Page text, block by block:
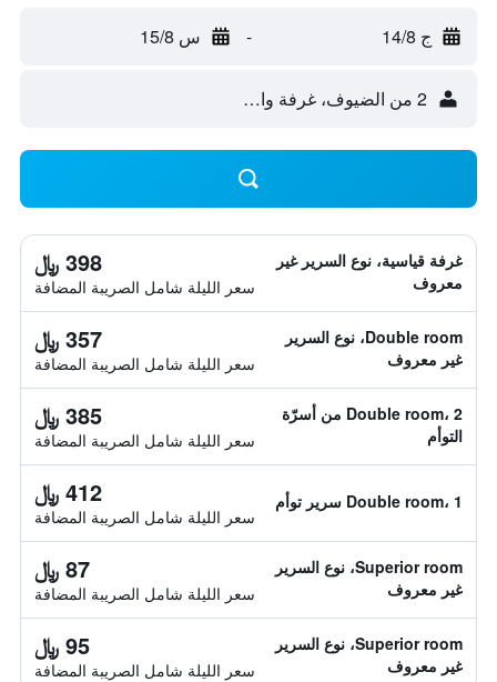
ج 14/8 - س 15/8
2 من الضيوف، غرفة واحدة
غرفة قياسية، نوع السرير غير
معروف
398 ﷼
سعر الليلة شامل الصريبة المضافة
Double room، نوع السرير
غير معروف
357 ﷼
سعر الليلة شامل الصريبة المضافة
Double room، 2 من أسرّة
التوأم
385 ﷼
سعر الليلة شامل الصريبة المضافة
Double room، 1 سرير توأم 412 ﷼
سعر الليلة شامل الصريبة المضافة
Superior room، نوع السرير
غير معروف
87 ﷼
سعر الليلة شامل الصريبة المضافة
Superior room، نوع السرير
غير معروف
95 ﷼
سعر الليلة شامل الصريبة المضافة